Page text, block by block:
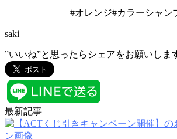
#オレンジ#カラーシャン
saki
”いいね”と思ったらシェアをお願いしま
最新記事